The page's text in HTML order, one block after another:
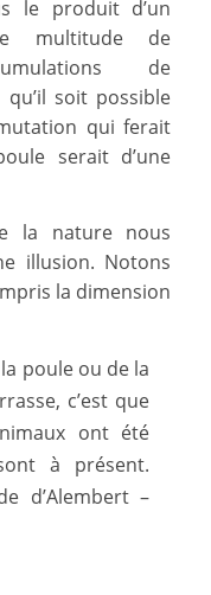
le produit d’un
multitude de
de
soit possible
qui ferait
serait d’une
la nature nous
illusion. Notons
la dimension
poule ou de la
c’est que
ont été
à présent.
d’Alembert –